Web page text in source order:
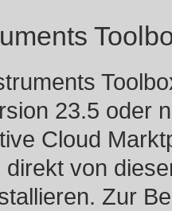
23.5 oder
Cloud
direkt von
Zur